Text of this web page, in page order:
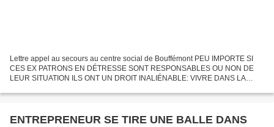
Lettre appel au secours au centre social de Bouffémont PEU IMPORTE SI
CES EX PATRONS EN DÉTRESSE SONT RESPONSABLES OU NON DE
LEUR SITUATION ILS ONT UN DROIT INALIÉNABLE: VIVRE DANS LA
renouvellement...
ENTREPRENEUR SE TIRE UNE BALLE DANS